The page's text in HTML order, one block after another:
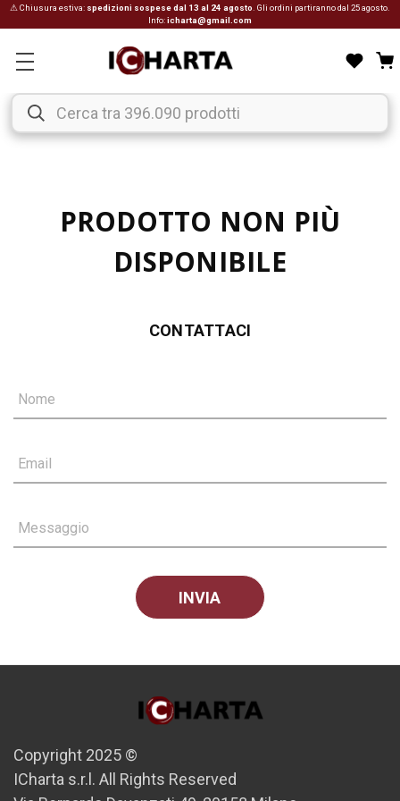
⚠ Chiusura estiva: spedizioni sospese dal 13 al 24 agosto . Gli ordini partiranno dal 25 agosto.
Info:icharta@gmail.com
PRODOTTO NON PIÙ
DISPONIBILE
CONTATTACI
Nome
Email
Messaggio
Copyright 2025 ©
ICharta s.r.l. All Rights Reserved